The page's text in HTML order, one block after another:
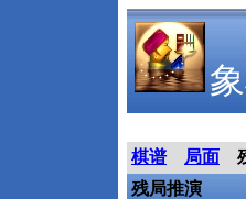
棋谱 局面
残局推演